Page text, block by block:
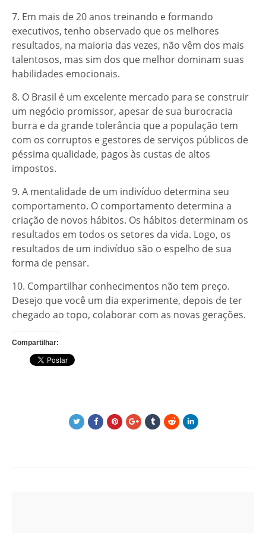
7. Em mais de 20 anos treinando e formando
executivos, tenho observado que os melhores
resultados, na maioria das vezes, não vêm dos mais
talentosos, mas sim dos que melhor dominam suas
habilidades emocionais.
8. O Brasil é um excelente mercado para se construir
um negócio promissor, apesar de sua burocracia
burra e da grande tolerância que a população tem
com os corruptos e gestores de serviços públicos de
péssima qualidade, pagos às custas de altos
impostos.
9. A mentalidade de um indivíduo determina seu
comportamento. O comportamento determina a
criação de novos hábitos. Os hábitos determinam os
resultados em todos os setores da vida. Logo, os
resultados de um indivíduo são o espelho de sua
forma de pensar.
10. Compartilhar conhecimentos não tem preço.
Desejo que você um dia experimente, depois de ter
chegado ao topo, colaborar com as novas gerações.
Compartilhar: